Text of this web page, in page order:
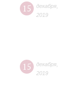
15 декабря
2019
15 декабря
2019